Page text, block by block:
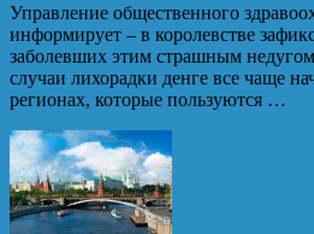
Управление общественного
информирует – в королевстве
заболевших этим страшным
случаи лихорадки денге все чаще
регионах, которые пользуются …